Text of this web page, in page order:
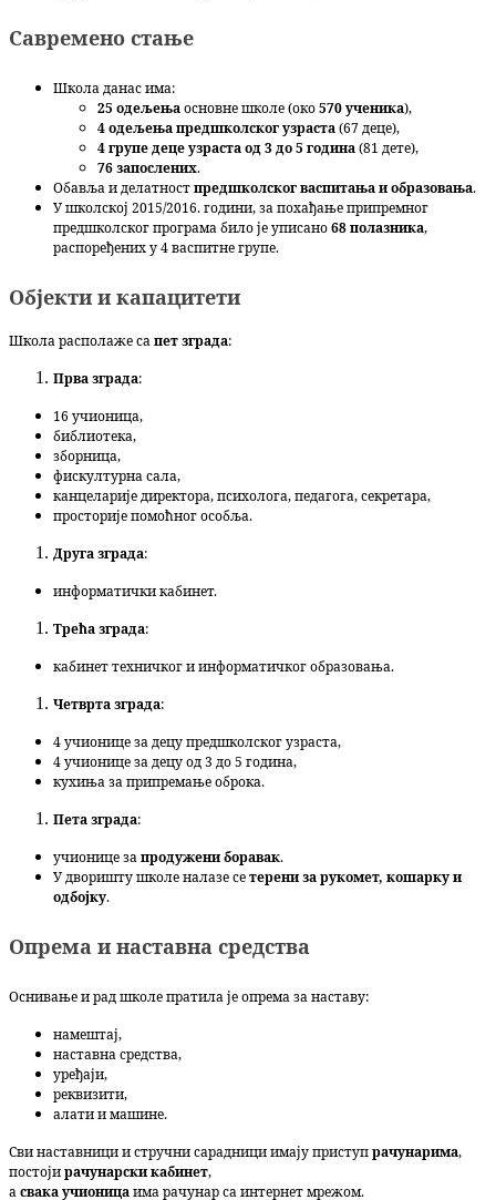
Савремено стање
Школа данас има:
25 одељењаосновне школе (око570 ученика),
4 одељења предшколског узраста(67 деце),
4 групе деце узраста од 3 до 5 година(81 дете),
76 запослених.
Обавља и делатностпредшколског васпитања и образовања.
У школској 2015/2016. години, за похађање припремног
предшколског програма било је уписано68 полазника,
распоређених у 4 васпитне групе.
Објекти и капацитети
Школа располаже сапет зграда:
Прва зграда:
16 учионица,
библиотека,
зборница,
фискултурна сала,
канцеларије директора, психолога, педагога, секретара,
просторије помоћног особља.
Друга зграда:
информатички кабинет.
Трећа зграда:
кабинет техничког и информатичког образовања.
Четврта зграда:
4 учионице за децу предшколског узраста,
4 учионице за децу од 3 до 5 година,
кухиња за припремање оброка.
Пета зграда:
учионице запродужени боравак.
У дворишту школе налазе сетерени за рукомет, кошарку и
одбојку.
Опрема и наставна средства
Оснивање и рад школе пратила је опрема за наставу:
намештај,
наставна средства,
уређаји,
реквизити,
алати и машине.
Сви наставници и стручни сарадници имају приступрачунарима,
постојирачунарски кабинет,
асвака учионицаима рачунар са интернет мрежом.